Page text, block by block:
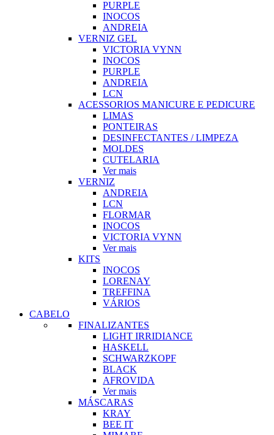
PURPLE
INOCOS
ANDREIA
VERNIZ GEL
VICTORIA VYNN
INOCOS
PURPLE
ANDREIA
LCN
ACESSORIOS MANICURE E PEDICURE
LIMAS
PONTEIRAS
DESINFECTANTES / LIMPEZA
MOLDES
CUTELARIA
Ver mais
VERNIZ
ANDREIA
LCN
FLORMAR
INOCOS
VICTORIA VYNN
Ver mais
KITS
INOCOS
LORENAY
TREFFINA
VÁRIOS
CABELO
FINALIZANTES
LIGHT IRRIDIANCE
HASKELL
SCHWARZKOPF
BLACK
AFROVIDA
Ver mais
MÁSCARAS
KRAY
BEE IT